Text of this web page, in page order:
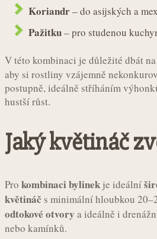
Koriandr– do asijských a
Pažitku– pro studenou
V této kombinaci je důležité dbát na
aby si rostliny vzájemně
postupně, ideálně stříháním
hustší růst.
Jaký květináč
Pro kombinaci bylinek je ideální
květináč s minimální hloubkou
odtokové otvory a ideálně i
nebo kamínků.